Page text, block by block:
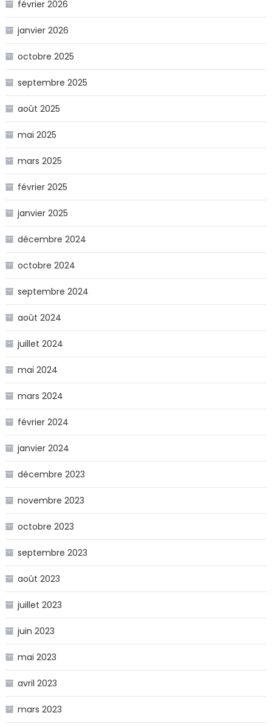
février 2026
janvier 2026
octobre 2025
septembre 2025
août 2025
mai 2025
mars 2025
février 2025
janvier 2025
décembre 2024
octobre 2024
septembre 2024
août 2024
juillet 2024
mai 2024
mars 2024
février 2024
janvier 2024
décembre 2023
novembre 2023
octobre 2023
septembre 2023
août 2023
juillet 2023
juin 2023
mai 2023
avril 2023
mars 2023